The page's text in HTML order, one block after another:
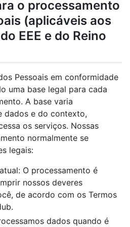
o processamento
(aplicáveis aos
EEE e do Reino
Pessoais em conformidade
uma base legal para cada
A base varia
dados e do contexto,
os serviços. Nossas
normalmente se
legais:
O processamento é
nossos deveres
de acordo com os Termos
dados quando é